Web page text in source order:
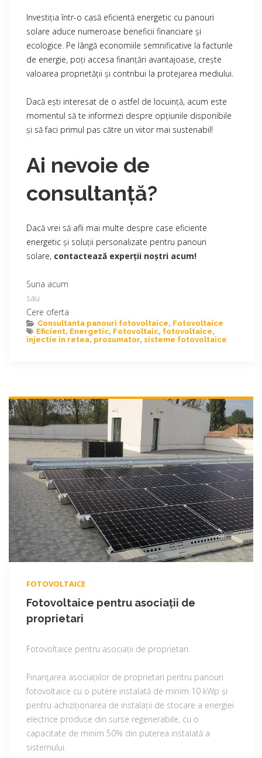
Investiția într-o casă eficientă energetic cu panouri
solare aduce numeroase beneficii financiare și
ecologice. Pe lângă economiile semnificative la facturile
de energie, poți accesa finanțări avantajoase, crește
valoarea proprietății și contribui la protejarea mediului.
Dacă ești interesat de o astfel de locuință, acum este
momentul să te informezi despre opțiunile disponibile
și să faci primul pas către un viitor mai sustenabil!
Ai nevoie de
consultanță?
Dacă vrei să afli mai multe despre case eficiente
energetic și soluții personalizate pentru panouri
solare, contactează experții noștri acum!
Suna acum
sau
Cere oferta
Consultanta panouri fotovoltaice, Fotovoltaice
Eficient, Energetic, Fotovoltaic, fotovoltaice,
injectie in retea, prosumator, sisteme fotovoltaice
FOTOVOLTAICE
Fotovoltaice pentru asociații de
proprietari
Fotovoltaice pentru asociații de proprietari.
Finanţarea asociațiilor de proprietari pentru panouri
fotovoltaice cu o putere instalată de minim 10 kWp și
pentru achiziționarea de instalații de stocare a energiei
electrice produse din surse regenerabile, cu o
capacitate de minim 50% din puterea instalată a
sistemului.